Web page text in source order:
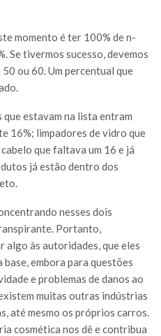
momento é ter 100% de n-
Se tivermos sucesso, devemos
ou 60. Um percentual que
estavam na lista entram
16%; limpadores de vidro que
que faltava um 16 e já
já estão dentro dos
nesses dois
Portanto,
algo às autoridades, que eles
base, embora para questões
e problemas de danos ao
muitas outras indústrias
até mesmo os próprios carros.
cosmética nos dê e contribua